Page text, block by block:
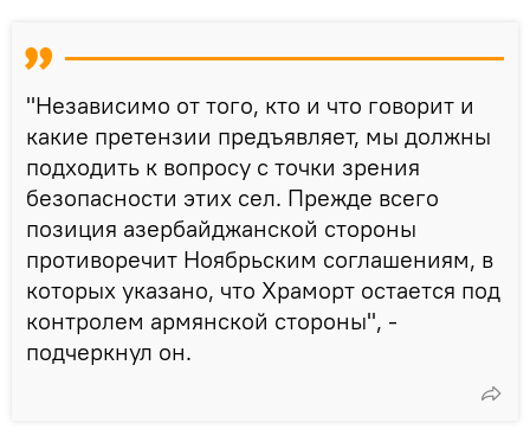
"Независимо от того, кто и что говорит и
какие претензии предъявляет, мы должны
подходить к вопросу с точки зрения
безопасности этих сел. Прежде всего
позиция азербайджанской стороны
противоречит Ноябрьским соглашениям, в
которых указано, что Храморт остается под
контролем армянской стороны", -
подчеркнул он.